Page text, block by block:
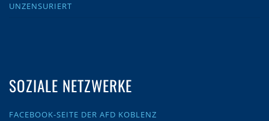
UNZENSURIERT
SOZIALE NETZWERKE
FACEBOOK-SEITE DER AFD KOBLENZ